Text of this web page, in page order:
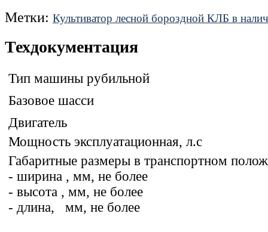
Метки: Культиватор лесной бороздной КЛБ в
Техдокументация
Тип машины рубильной
Базовое шасси
Двигатель
Мощность эксплуатационная, л.с
Габаритные размеры в транспортном
- ширина , мм, не более
- высота , мм, не более
- длина, мм, не более